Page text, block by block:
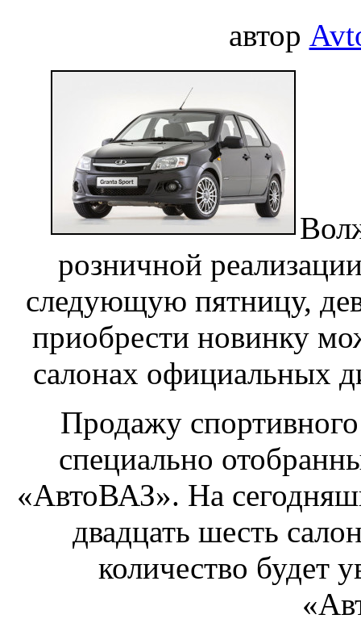
автор
розничной
следующую пятницу,
приобрести новинку
салонах официальных
Продажу
специально
«АвтоВАЗ». На
двадцать шесть
количество будет